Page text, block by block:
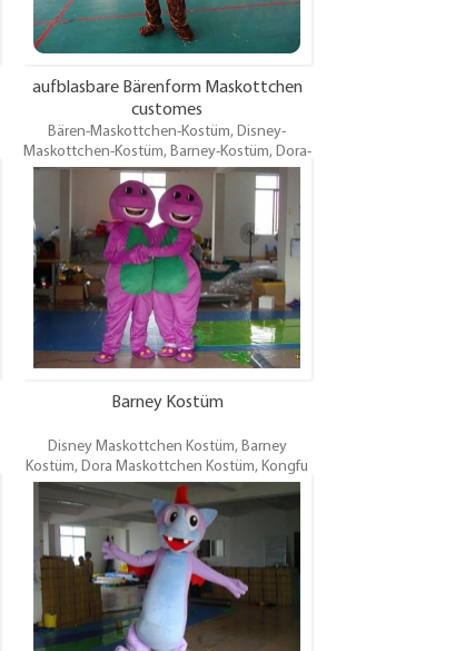
aufblasbare Bärenform Maskottchen
customes
Bären-Maskottchen-Kostüm, Disney-
Maskottchen-Kostüm, Barney-Kostüm, Dora-
Maskottchen-Kostüm, Kongfu Panda, Grauer
Wolf, Hellon Kitty-Maskottchen-Kostüm Die
Kostüm-Maskottchen gelten für Promotions,
Vergnügungen, Themenparks,
Karnevalspartys, Festivals, Vermietung und
andere Veranstaltungen. OEM / ODM ist
willkommen.
Barney Kostüm
Disney Maskottchen Kostüm, Barney
Kostüm, Dora Maskottchen Kostüm, Kongfu
Panda, grau Wolf, Hölle Maidy Maskottchen
Kostüm. Die Kostüm-Maskaden gelten für
Promotionen, Vergnügungen, Themenparks,
Karnevalsfeiern, Festival, Verleih und andere
Veranstaltungen.Oem / odmist willkommen.